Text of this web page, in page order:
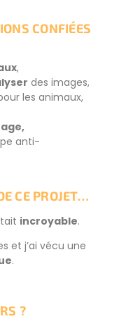
CONFIÉES
,
des images,
les animaux,
anti-
CE PROJET…
incroyable.
et j’ai vécu une
.
?